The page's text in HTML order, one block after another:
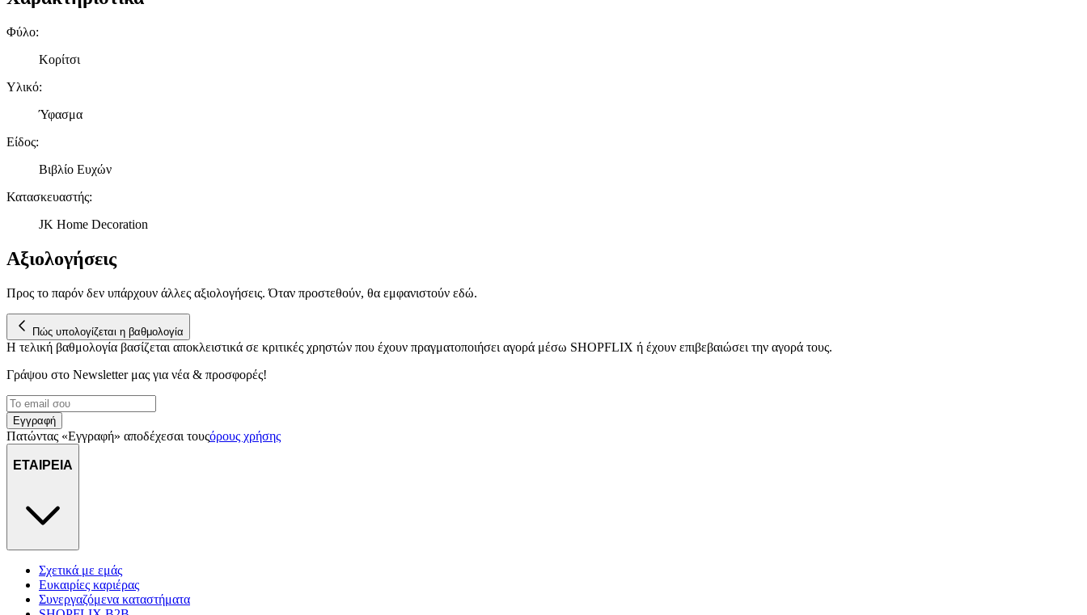
Φύλο:
Κορίτσι
Υλικό:
Ύφασμα
Είδος:
Βιβλίο Ευχών
Κατασκευαστής:
JK Home Decoration
Αξιολογήσεις
Προς το παρόν δεν υπάρχουν άλλες αξιολογήσεις. Όταν προστεθούν, θα εμφανιστούν εδώ.
Πώς υπολογίζεται η βαθμολογία
Η τελική βαθμολογία βασίζεται αποκλειστικά σε κριτικές χρηστών που έχουν πραγματοποιήσει αγορά μέσω SHOPFLIX ή έχουν επιβεβαιώσει την αγορά τους.
Γράψου στο Νewsletter μας για νέα & προσφορές!
Εγγραφή
Πατώντας «Εγγραφή» αποδέχεσαι τουςόρους χρήσης
ΕΤΑΙΡΕΙΑ
Σχετικά με εμάς
Ευκαιρίες καριέρας
Συνεργαζόμενα καταστήματα